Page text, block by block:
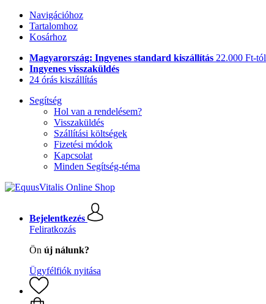
Navigációhoz
Tartalomhoz
Kosárhoz
Magyarország: Ingyenes standard kiszállítás 22.000 Ft-tól
Ingyenes visszaküldés
24 órás kiszállítás
Segítség
Hol van a rendelésem?
Visszaküldés
Szállítási költségek
Fizetési módok
Kapcsolat
Minden Segítség-téma
Bejelentkezés
Feliratkozás
Ön új nálunk?
Ügyfélfiók nyitása